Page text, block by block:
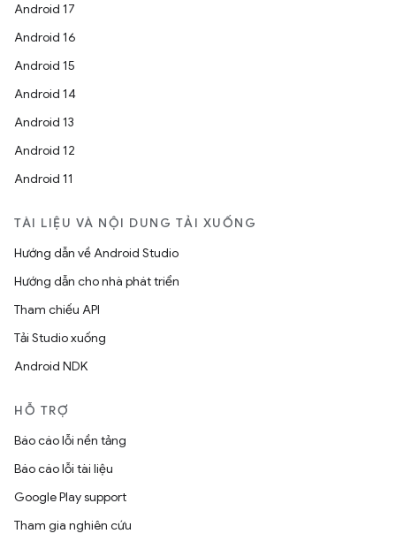
Android 17
Android 16
Android 15
Android 14
Android 13
Android 12
Android 11
TÀI LIỆU VÀ NỘI DUNG TẢI XUỐNG
Hướng dẫn về Android Studio
Hướng dẫn cho nhà phát triển
Tham chiếu API
Tải Studio xuống
Android NDK
HỖ TRỢ
Báo cáo lỗi nền tảng
Báo cáo lỗi tài liệu
Google Play support
Tham gia nghiên cứu